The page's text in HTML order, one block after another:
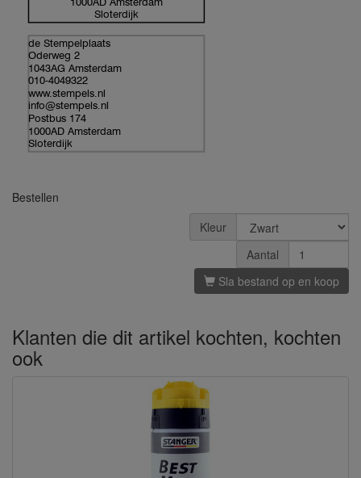
Sloterdijk
de Stempelplaats
Oderweg 2
1043AG Amsterdam
010-4049322
www.stempels.nl
info@stempels.nl
Postbus 174
1000AD Amsterdam
Sloterdijk
Bestellen
Kleur
Aantal
Sla bestand op en koop
Klanten die dit artikel kochten, kochten
ook